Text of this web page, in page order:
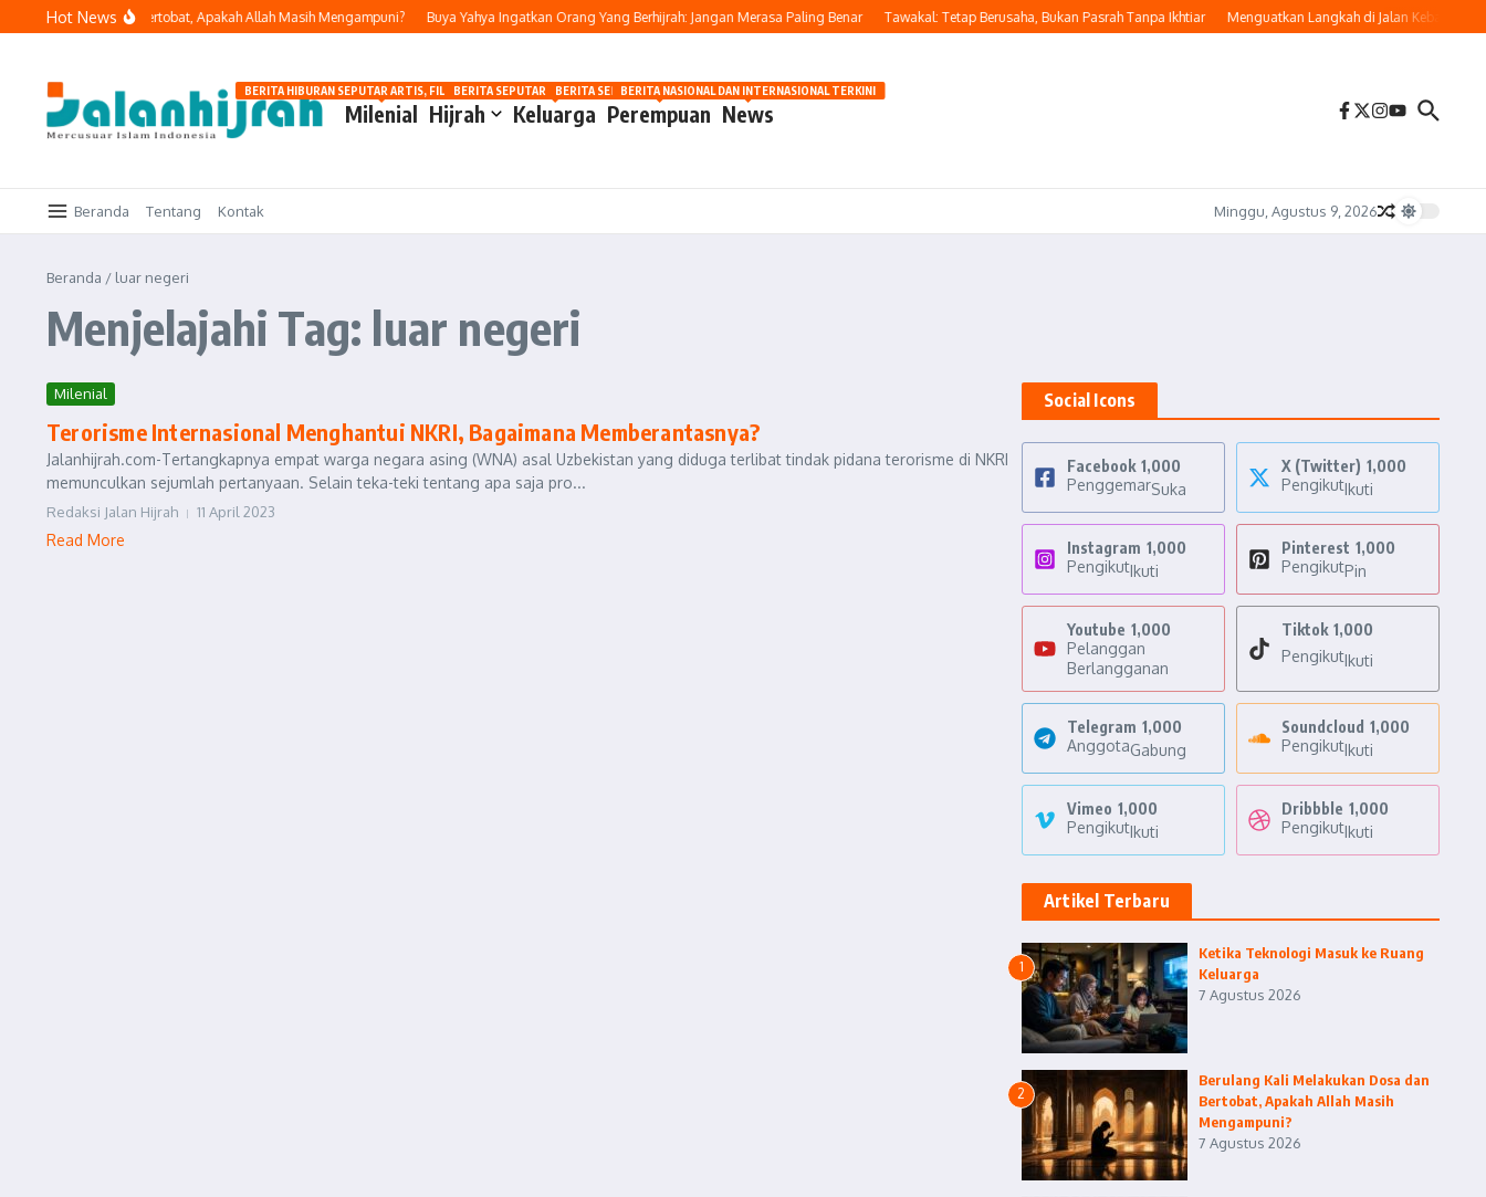
Lewati ke konten
Hot News
Dosa dan Bertobat, Apakah Allah Masih Mengampuni? Buya Yahya Ingatkan Orang Yang Berhijrah: Jangan Merasa Paling Benar Tawakal: Tetap Berusaha, Bukan Pasrah Tanpa Ikhtiar Menguatkan Langkah di Jalan Kebaikan
Milenial
BERITA HIBURAN SEPUTAR ARTIS, FILM, DAN GOSIP
Hijrah Keluarga
BERITA SEPUTAR OTOMOTIF HARI INI
Perempuan
BERITA SEPUTAR KECANTIKAN WANITA
News
BERITA NASIONAL DAN INTERNASIONAL TERKINI
Beranda Tentang Kontak Minggu, Agustus 9, 2026
Beranda / luar negeri
Menjelajahi Tag: luar negeri
Milenial
Terorisme Internasional Menghantui NKRI, Bagaimana Memberantasnya?
Jalanhijrah.com-Tertangkapnya empat warga negara asing (WNA) asal Uzbekistan yang diduga terlibat tindak pidana terorisme di NKRI
memunculkan sejumlah pertanyaan. Selain teka-teki tentang apa saja pro...
Redaksi Jalan Hijrah 11 April 2023
Read More
Social Icons
Facebook 1,000
PenggemarSuka
X (Twitter) 1,000
PengikutIkuti
Instagram 1,000
PengikutIkuti
Pinterest 1,000
PengikutPin
Youtube 1,000
Pelanggan
Berlangganan
Tiktok 1,000
PengikutIkuti
Telegram 1,000
AnggotaGabung
Soundcloud 1,000
PengikutIkuti
Vimeo 1,000
PengikutIkuti
Dribbble 1,000
PengikutIkuti
Artikel Terbaru
1
Ketika Teknologi Masuk ke Ruang
Keluarga
7 Agustus 2026
2
Berulang Kali Melakukan Dosa dan
Bertobat, Apakah Allah Masih
Mengampuni?
7 Agustus 2026